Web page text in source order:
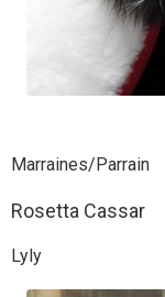
Marraines/Parrain
Rosetta Cassar
Lyly